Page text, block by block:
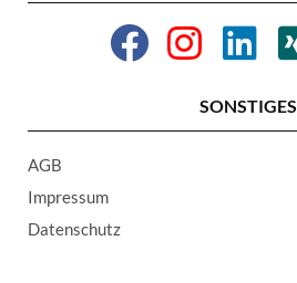
SONSTIGES
AGB
Impressum
Datenschutz